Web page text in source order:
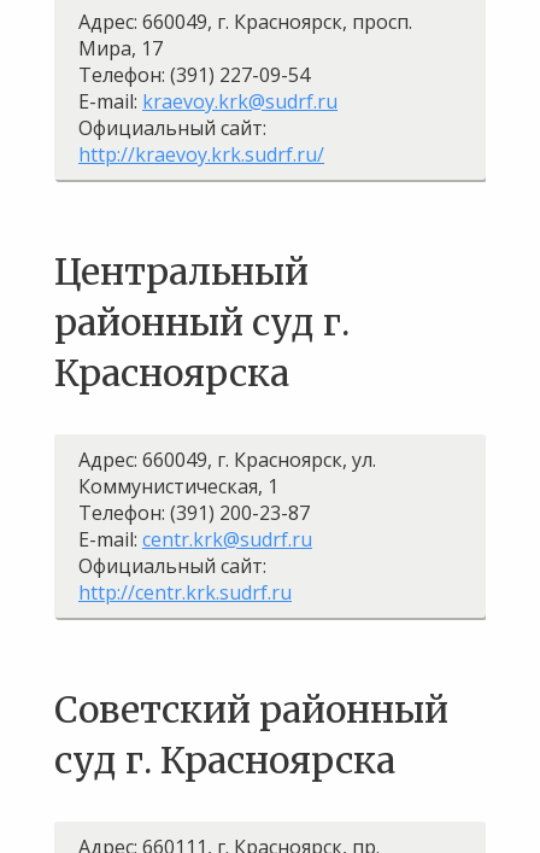
Адрес: 660049, г. Красноярск, просп.
Мира, 17
Телефон: (391) 227-09-54
E-mail: kraevoy.krk@sudrf.ru
Официальный сайт:
http://kraevoy.krk.sudrf.ru/
Центральный
районный суд г.
Красноярска
Адрес: 660049, г. Красноярск, ул.
Коммунистическая, 1
Телефон: (391) 200-23-87
E-mail: centr.krk@sudrf.ru
Официальный сайт:
http://centr.krk.sudrf.ru
Советский районный
суд г. Красноярска
Адрес: 660111, г. Красноярск, пр.